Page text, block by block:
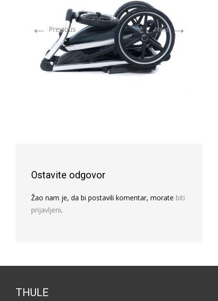
← Previous Next→
Ostavite odgovor
Žao nam je, da bi postavili komentar, morate biti
prijavljeni.
THULE